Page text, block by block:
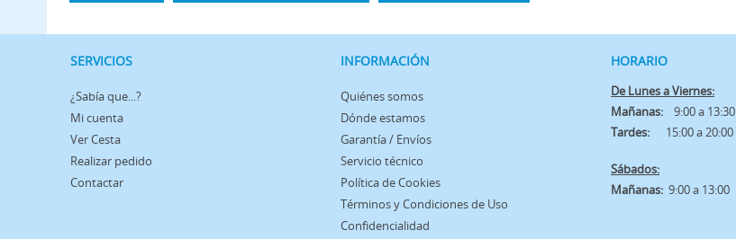
SERVICIOS
¿Sabía que...?
Mi cuenta
Ver Cesta
Realizar pedido
Contactar
INFORMACIÓN
Quiénes somos
Dónde estamos
Garantía / Envíos
Servicio técnico
Política de Cookies
Términos y Condiciones de Uso
Confidencialidad
HORARIO
De Lunes a Viernes:
Mañanas:
9:00 a 13:30
Tardes: 15:00 a 20:00
Sábados:
Mañanas: 9:00 a 13:00